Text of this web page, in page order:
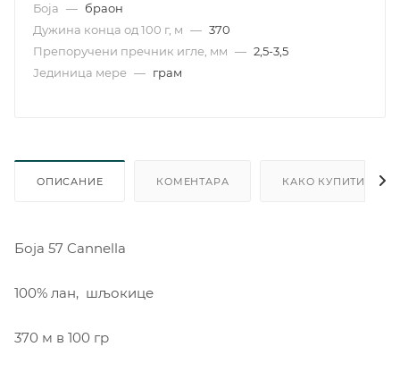
Боја — браон
Дужина конца од 100 г, м — 370
Препоручени пречник игле, мм — 2,5-3,5
Јединица мере — грам
ОПИСАНИЕ КОМЕНТАРА КАКО КУПИТИ
Боја 57 Cannella
100% лан, шљокице
370 м в 100 гр